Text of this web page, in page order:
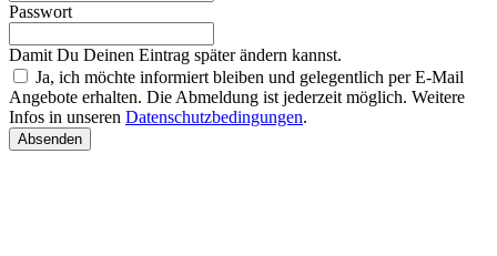
Passwort
Damit Du Deinen Eintrag später ändern kannst.
Ja, ich möchte informiert bleiben und gelegentlich per E-Mail
Angebote erhalten. Die Abmeldung ist jederzeit möglich. Weitere
Infos in unseren Datenschutzbedingungen.
Absenden